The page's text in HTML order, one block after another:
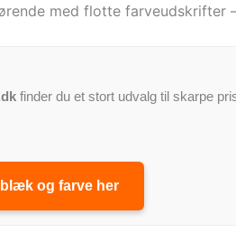
med flotte farveudskrifter
finder du et stort udvalg til skarpe
og farve her